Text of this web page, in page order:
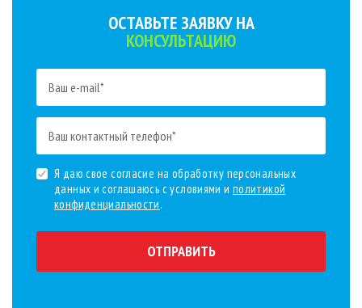
ОСТАВЬТЕ ЗАЯВКУ НА
КОНСУЛЬТАЦИЮ
Я даю свое согласие на обработку персональных
данных и соглашаюсь с условиями и политикой
конфиденциальности.
ОТПРАВИТЬ